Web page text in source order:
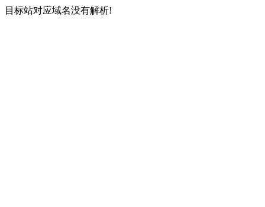
目标站对应域名没有解析!